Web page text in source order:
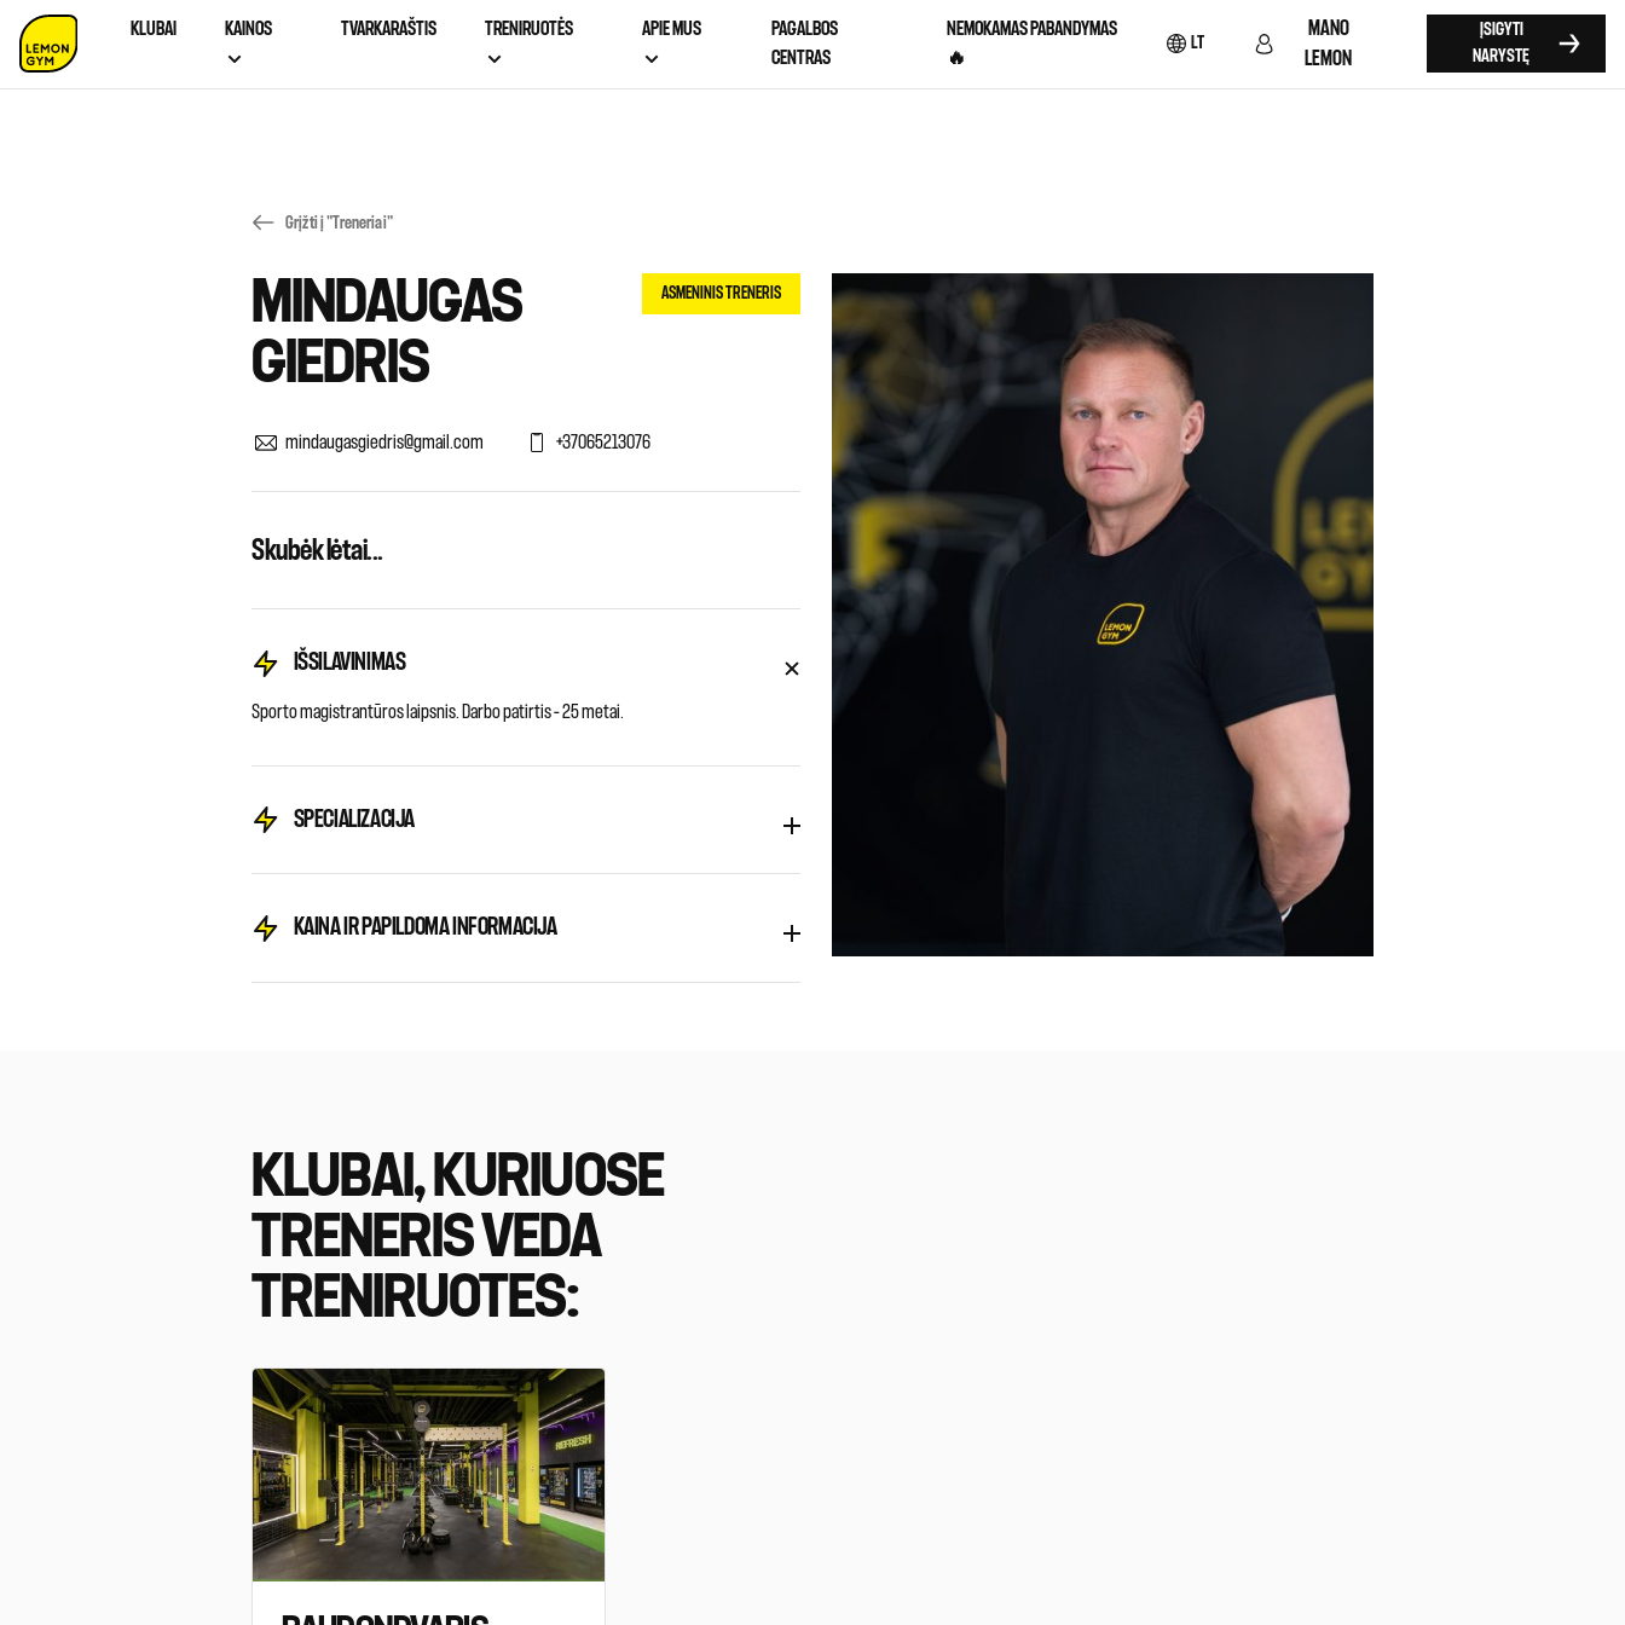
KLUBAI KAINOS TVARKARAŠTIS TRENIRUOTĖS APIE MUS
PAGALBOS
CENTRAS
NEMOKAMAS PABANDYMAS
🔥
LT
MANO
LEMON
ĮSIGYTI
NARYSTĘ
Grįžti į "Treneriai"
MINDAUGAS
GIEDRIS
ASMENINIS TRENERIS
mindaugasgiedris@gmail.com +37065213076
Skubėk lėtai...
IŠSILAVINIMAS
Sporto magistrantūros laipsnis. Darbo patirtis – 25 metai.
SPECIALIZACIJA
KAINA IR PAPILDOMA INFORMACIJA
KLUBAI, KURIUOSE
TRENERIS VEDA
TRENIRUOTES: